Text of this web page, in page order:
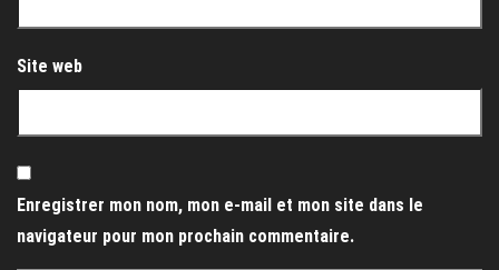
Site web
Enregistrer mon nom, mon e-mail et mon site dans le
navigateur pour mon prochain commentaire.